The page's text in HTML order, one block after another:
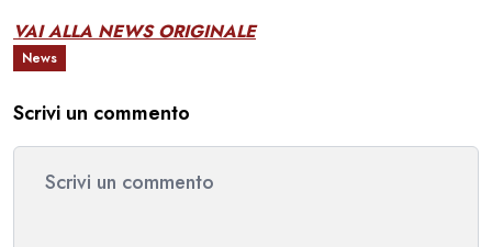
VAI ALLA NEWS ORIGINALE
News
Scrivi un commento